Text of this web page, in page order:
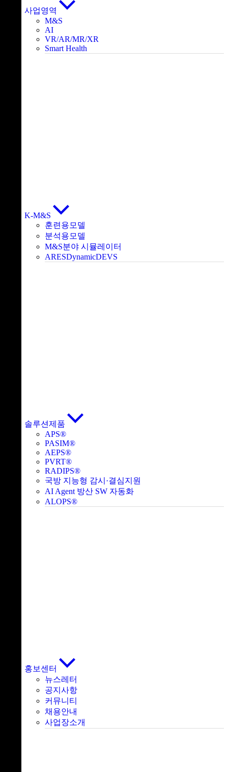
사업영역
M&S
AI
VR/AR/MR/XR
Smart Health
K-M&S
훈련용모델
분석용모델
M&S분야 시뮬레이터
ARESDynamicDEVS
솔루션제품
APS®
PASIM®
AEPS®
PVRT®
RADIPS®
국방 지능형 감시·결심지원
AI Agent 방산 SW 자동화
ALOPS®
홍보센터
뉴스레터
공지사항
커뮤니티
채용안내
사업장소개